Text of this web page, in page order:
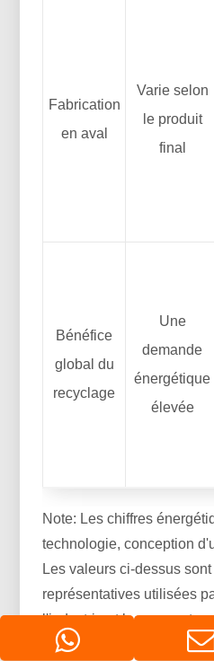
Fabrication
en aval
Varie selon
le produit
final
Bénéfice
global du
recyclage
Une
demande
énergétique
élevée
Note: Les chiffres
technologie, conception
Les valeurs ci-dessus
représentatives utilisées
l'industrie et les supports
illustrer l'ampleur des